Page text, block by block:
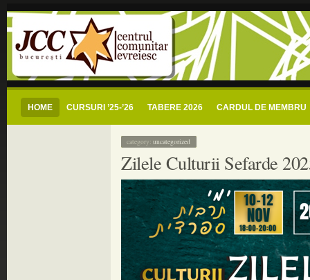
centrul comunitar evreiesc
jcc bucuresti – centrul comunitar evreiesc si radio shalom romania – radio
HOME CURSURI ’25-’26 TABERE 2026 CARDUL DE MEMBRU
category: uncategorized
Zilele Culturii Sefarde